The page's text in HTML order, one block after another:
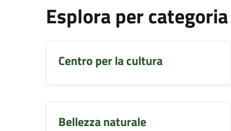
Esplora per categoria
Centro per la cultura
Bellezza naturale